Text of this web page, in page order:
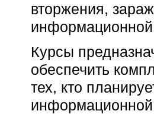
вторжения,
информационной
Курсы
обеспечить
тех, кто
информационной